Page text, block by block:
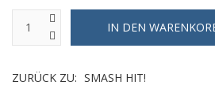
ZURÜCK ZU: SMASH HIT!